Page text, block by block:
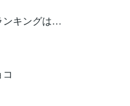
ンキングは…